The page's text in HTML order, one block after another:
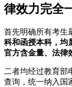
律效力完全
首先明确所有考生
科和函授本科，均
官方含金量、法律
二者均经过教育部
查询，统一纳入国